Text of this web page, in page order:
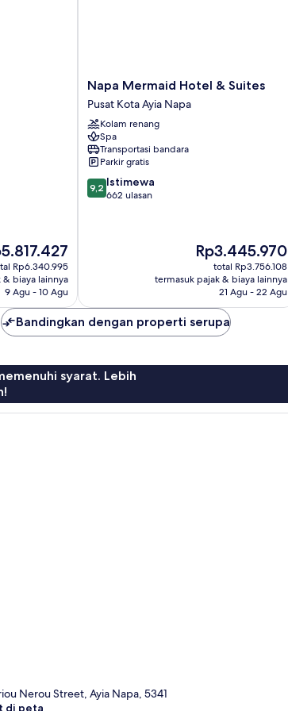
Rp6.340.995
biaya lainnya
9 Agu - 10 Agu
Napa
Mermaid
Hotel
&
Suites
Pusat
Kota
Ayia
Napa
Napa Mermaid Hotel & Suites
Pusat Kota Ayia Napa
Kolam renang
Spa
Transportasi bandara
Parkir gratis
9.2
dari
9,2 Istimewa
662 ulasan
Harga
sekarang
Rp3.445.970
Rp3.445.970
total Rp3.756.108
termasuk pajak & biaya lainnya
21 Agu - 22 Agu
Bandingkan dengan properti serupa
syarat. Lebih
Nerou Street, Ayia Napa, 5341
di peta